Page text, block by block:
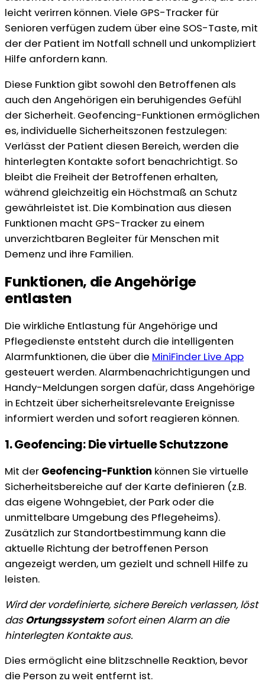
leicht verirren können. Viele GPS-Tracker für
Senioren verfügen zudem über eine SOS-Taste, mit
der der Patient im Notfall schnell und unkompliziert
Hilfe anfordern kann.
Diese Funktion gibt sowohl den Betroffenen als
auch den Angehörigen ein beruhigendes Gefühl
der Sicherheit. Geofencing-Funktionen ermöglichen
es, individuelle Sicherheitszonen festzulegen:
Verlässt der Patient diesen Bereich, werden die
hinterlegten Kontakte sofort benachrichtigt. So
bleibt die Freiheit der Betroffenen erhalten,
während gleichzeitig ein Höchstmaß an Schutz
gewährleistet ist. Die Kombination aus diesen
Funktionen macht GPS-Tracker zu einem
unverzichtbaren Begleiter für Menschen mit
Demenz und ihre Familien.
Funktionen, die Angehörige
entlasten
Die wirkliche Entlastung für Angehörige und
Pflegedienste entsteht durch die intelligenten
Alarmfunktionen, die über die MiniFinder Live App
gesteuert werden. Alarmbenachrichtigungen und
Handy-Meldungen sorgen dafür, dass Angehörige
in Echtzeit über sicherheitsrelevante Ereignisse
informiert werden und sofort reagieren können.
1. Geofencing: Die virtuelle Schutzzone
Mit der Geofencing-Funktion können Sie virtuelle
Sicherheitsbereiche auf der Karte definieren (z.B.
das eigene Wohngebiet, der Park oder die
unmittelbare Umgebung des Pflegeheims).
Zusätzlich zur Standortbestimmung kann die
aktuelle Richtung der betroffenen Person
angezeigt werden, um gezielt und schnell Hilfe zu
leisten.
Wird der vordefinierte, sichere Bereich verlassen, löst
dasOrtungssystemsofort einen Alarm an die
hinterlegten Kontakte aus.
Dies ermöglicht eine blitzschnelle Reaktion, bevor
die Person zu weit entfernt ist.